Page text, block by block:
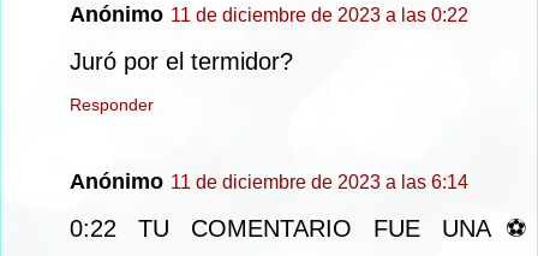
Anónimo 11 de diciembre de 2023 a las 0:22
Juró por el termidor?
Responder
Anónimo 11 de diciembre de 2023 a las 6:14
0:22 TU COMENTARIO FUE UNA⚽